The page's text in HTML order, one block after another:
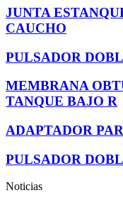
JUNTA
CAUCHO
PULSADOR
MEMBRANA
TANQUE BAJO R
ADAPTADOR
PULSADOR
Noticias